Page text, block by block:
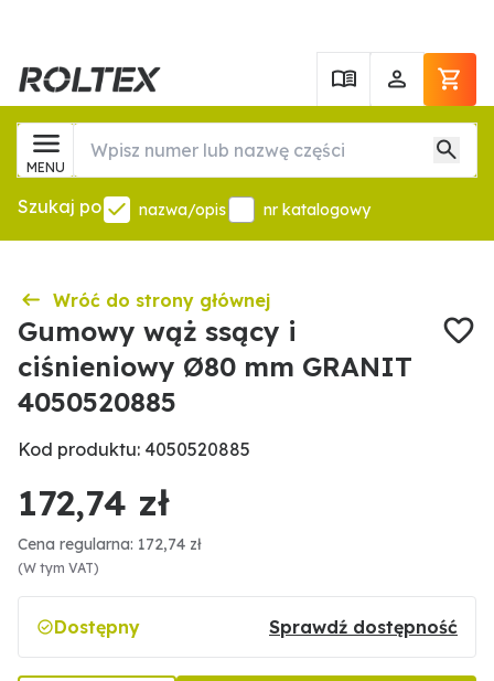
MENU
Szukaj po nazwa/opis nr katalogowy
Wróć do strony głównej
Gumowy wąż ssący i
ciśnieniowy Ø80 mm GRANIT
4050520885
Kod produktu: 4050520885
172,74 zł
Cena regularna: 172,74 zł
(W tym VAT)
Dostępny Sprawdź dostępność